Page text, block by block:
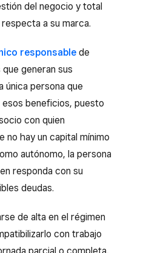
del negocio y total
a su marca.
responsable de
generan sus
única persona que
beneficios, puesto
con quien
no hay un capital mínimo
autónomo, la persona
responda con su
deudas.
de alta en el régimen
con trabajo